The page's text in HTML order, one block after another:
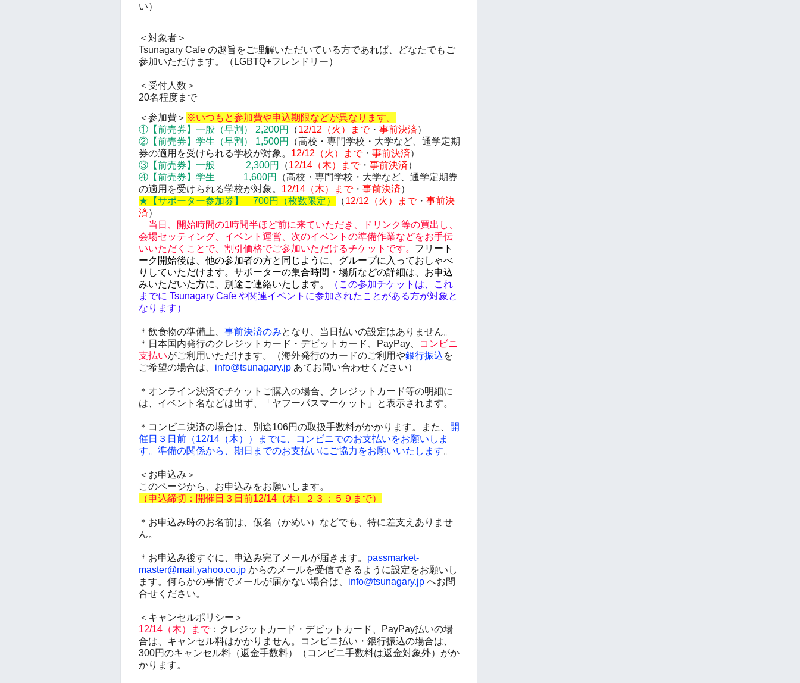
い）
＜対象者＞
Tsunagary Cafe の趣旨をご理解いただいている方であれば、どなたでもご
参加いただけます。（LGBTQ+フレンドリー）
＜受付人数＞
20名程度まで
＜参加費＞ ※いつもと参加費や申込期限などが異なります。
① 【前売券】 一般（早割） 2,200円 （12/12（火）まで・ 事前決済）
② 【前売券】 学生（早割） 1,500円
（高校・専門学校・大学など、通学定期
券の適用を受けられる学校が対象。 12/12（火） まで・ 事前決済）
③ 【前売券】 一般 2,300円 （12/14（木）まで・ 事前決済）
④ 【前売券】 学生 1,600円
（高校・専門学校・大学など、通学定期券
の適用を受けられる学校が対象。 12/14（木） まで・ 事前決済）
★【サポーター参加券】 700円（枚数限定）
（12/12（火）まで・ 事前決
済）
当日、開始時間の1時間半ほど前に来ていただき、ドリンク等の買出し、
会場セッティング、イベント運営、次のイベントの準備作業などをお手伝
いいただくことで、割引価格でご参加いただけるチケットです。 フリート
ーク開始後は、他の参加者の方と同じように、グループに入っておしゃべ
りしていただけます。サポーターの集合時間・場所などの詳細は、お申込
みいただいた方に、別途ご連絡いたします。
（この参加チケットは、これ
までに Tsunagary Cafe や関連イベントに参加されたことがある方が対象と
なります）
＊ 飲食物の準備上、 事前決済のみとなり、当日払いの設定はありません。
＊日本国内発行のクレジットカード・デビットカード、PayPay、
コンビニ
支払いがご利用いただけます。（海外発行のカードのご利用や銀行振込を
ご希望の場合は、 info@tsunagary.jp あてお問い合わせください）
＊オンライン決済でチケットご購入の場合、クレジットカード等の明細に
は、イベント名などは出ず、「ヤフーパスマーケット」と表示されます。
＊コンビニ決済の場合は、別途106円の取扱手数料がかかります。また、
開
催日３日前（12/14（木））までに、コンビニでのお支払いをお願いしま
す。準備の関係から、期日までのお支払いにご協力をお願いいたします。
＜お申込み＞
このページから、お申込みをお願いします。
（申込締切：開催日３日前12/14（木）２３：５９まで）
＊お申込み時のお名前は、仮名（かめい）などでも、特に差支えありませ
ん。
＊お申込み後すぐに、申込み完了メールが届きます。 passmarket-
master@mail.yahoo.co.jp からのメールを受信できるように設定をお願いし
ます。 何らかの事情でメールが届かない場合は、 info@tsunagary.jp へお問
合せください。
＜キャンセルポリシー＞
12/14（木）まで： クレジットカード・デビットカード、PayPay払いの場
合は、キャンセル料はかかりません。コンビニ払い・銀行振込の場合は、
300円のキャンセル料（返金手数料）
（コンビニ手数料は返金対象外） がか
かります。